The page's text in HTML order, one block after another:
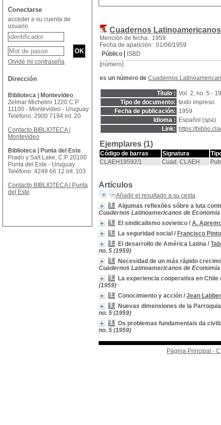
Cuadernos
Mención de fecha: 1959
Fecha de aparición: 01/06/1959
Público
ISBD
[número]
es un número de Cuadernos
Título : Vol. 2, no. 5 -
Tipo de documento: texto impreso
Fecha de publicación: 1959
Idioma :
Español (spa)
Link:
https://
Ejemplares (1)
Código de barras Signatura
CLAEH19592/1
Cuad. CLAEH
Artículos
Añadir el resultado a su cesta
Algumas reflexões sôbre a luta
Cuadernos Latinoamericanos de Economía
El sindicalismo sovietico / A.
La seguridad social / Francisco Pinto
El desarrollo de América Latina /
no. 5 (1959)
Necesidad de un más rápido
Cuadernos Latinoamericanos de Economía
La experiencia cooperativa en Chile
(1959)
Conocimiento y acción / Jean
Nuevas dimensiones de la
no. 5 (1959)
Os problemas fundamentais da
no. 5 (1959)
Página Principal -
Conectarse
acceder a su cuenta de
usuario
Olvidé mi contraseña
Dirección
Biblioteca | Montevideo
Zelmar Michelini 1220 C.P
11100 - Montevideo - Uruguay
Teléfono: 2900 7194 int. 20
Contacto BIBLIOTECA |
Montevideo
Biblioteca | Punta del Este
Prado y Salt Lake, C.P 20100
Punta del Este - Uruguay
Teléfono: 4249 66 12 int. 103
Contacto BIBLIOTECA | Punta
del Este